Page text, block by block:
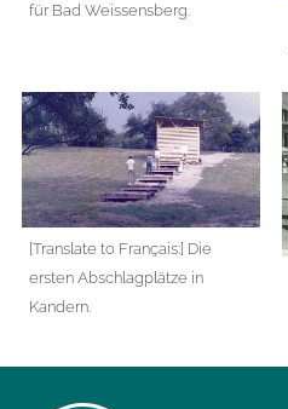
für Bad Weissensberg.
[Translate to Français:] Die
ersten Abschlagplätze in
Kandern.